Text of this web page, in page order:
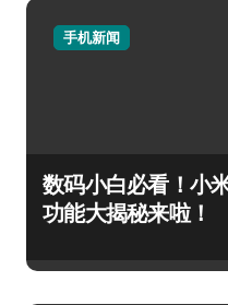
手机新闻
数码小白必看！小
功能大揭秘来啦！